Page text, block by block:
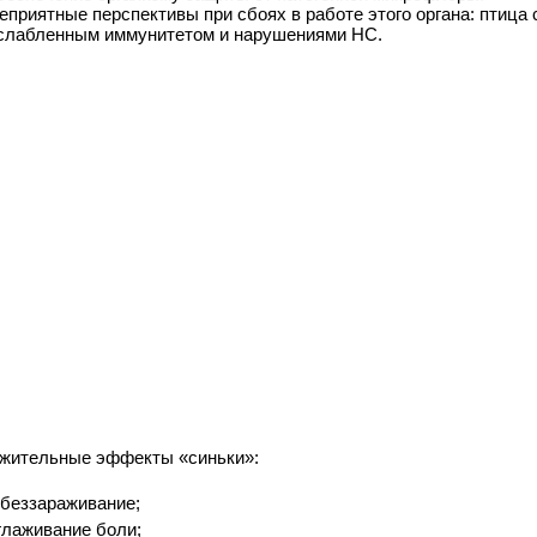
перспективы при сбоях в работе этого органа: птица
иммунитетом и нарушениями НС.
эффекты «синьки»:
боли;